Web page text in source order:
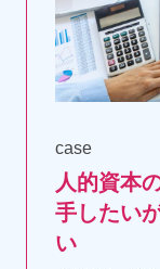
case
人的資本
手したい
い